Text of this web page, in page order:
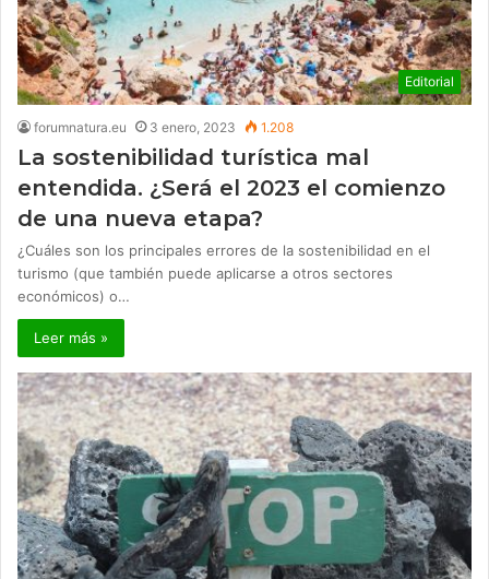
Editorial
forumnatura.eu 3 enero, 2023 1.208
La sostenibilidad turística mal
entendida. ¿Será el 2023 el comienzo
de una nueva etapa?
¿Cuáles son los principales errores de la sostenibilidad en el
turismo (que también puede aplicarse a otros sectores
económicos) o…
Leer más »